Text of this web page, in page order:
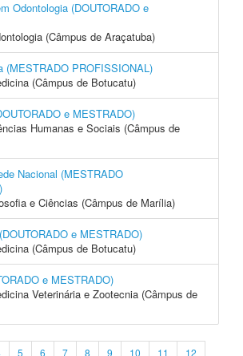
Odontologia (DOUTORADO e
(Câmpus de Araçatuba)
(MESTRADO PROFISSIONAL)
(Câmpus de Botucatu)
e MESTRADO)
Humanas e Sociais (Câmpus de
Nacional (MESTRADO
e Ciências (Câmpus de Marília)
e MESTRADO)
(Câmpus de Botucatu)
e MESTRADO)
Veterinária e Zootecnia (Câmpus de
5 6 7 8 9 10 11 12